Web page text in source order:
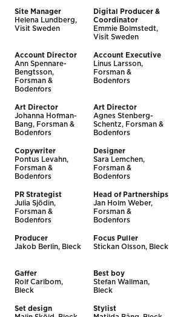
Site Manager
Helena Lundberg,
Visit Sweden
Digital Producer &
Coordinator
Emmie Bolmstedt,
Visit Sweden
Account Director
Ann Spennare-
Bengtsson,
Forsman &
Bodenfors
Account Executive
Linus Larsson,
Forsman &
Bodenfors
Art Director
Johanna Hofman-
Bang, Forsman &
Bodenfors
Art Director
Agnes Stenberg-
Schentz, Forsman &
Bodenfors
Copywriter
Pontus Levahn,
Forsman &
Bodenfors
Designer
Sara Lemchen,
Forsman &
Bodenfors
PR Strategist
Julia Sjödin,
Forsman &
Bodenfors
Head of Partnerships
Jan Holm Weber,
Forsman &
Bodenfors
Producer
Jakob Berlin, Bleck
Focus Puller
Stickan Olsson, Bleck
Gaffer
Rolf Carlbom,
Bleck
Best boy
Stefan Wallman,
Bleck
Set design
Stylist